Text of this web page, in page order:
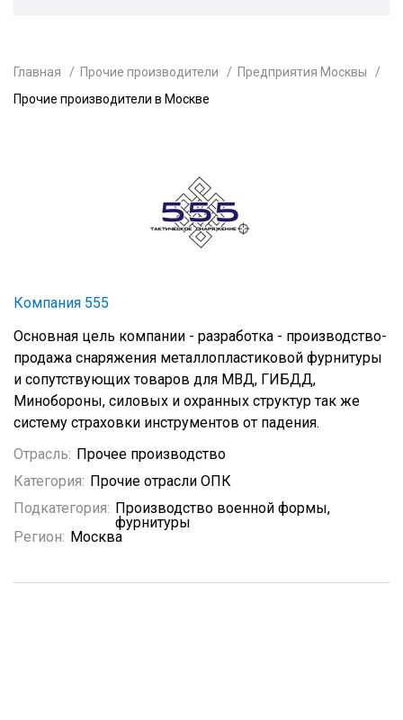
Главная Прочие производители
Предприятия Москвы
Прочие производители в Москве
Компания 555
Основная цель компании - разработка - производство-
продажа снаряжения металлопластиковой фурнитуры
и сопутствующих товаров для МВД, ГИБДД,
Минобороны, силовых и охранных структур так же
систему страховки инструментов от падения.
Отрасль: Прочее производство
Категория: Прочие отрасли ОПК
Подкатегория: Производство военной формы,
фурнитуры
Регион: Москва